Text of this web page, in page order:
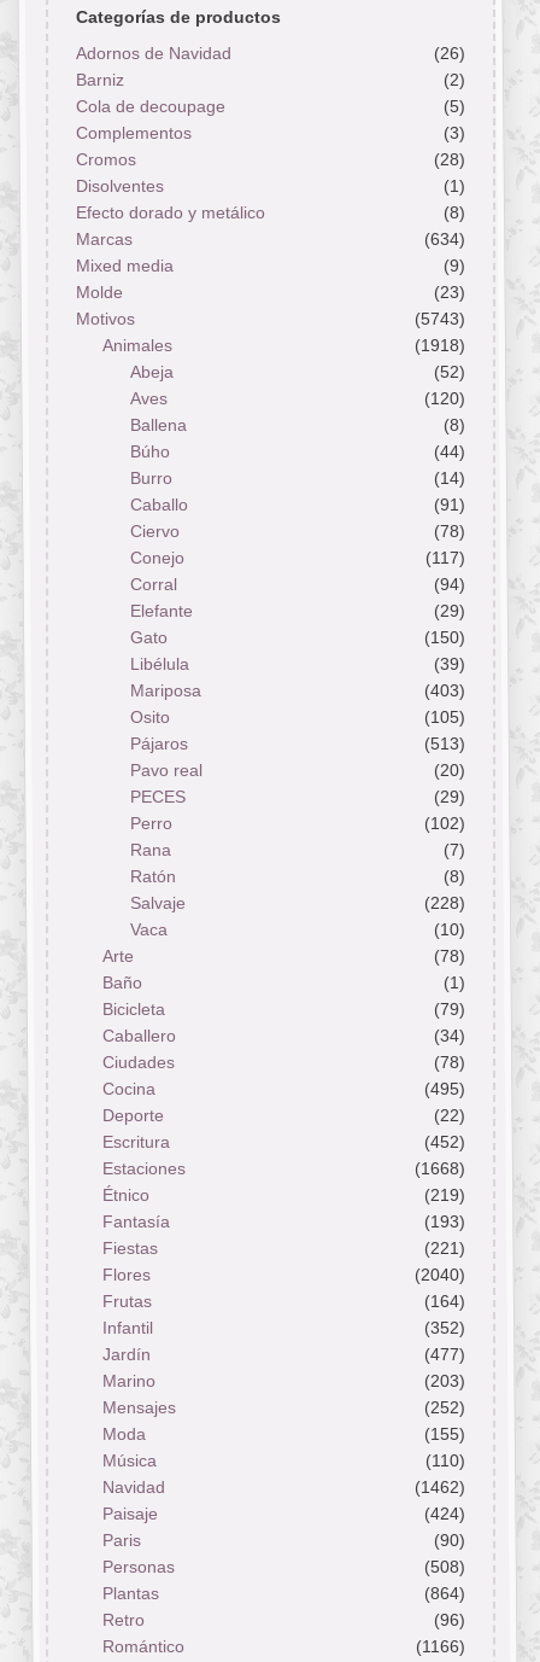
Categorías de productos
Adornos de Navidad
(26)
Barniz
(2)
Cola de decoupage
(5)
Complementos
(3)
Cromos
(28)
Disolventes
(1)
Efecto dorado y metálico
(8)
Marcas
(634)
Mixed media
(9)
Molde
(23)
Motivos
(5743)
Animales
(1918)
Abeja
(52)
Aves
(120)
Ballena
(8)
Búho
(44)
Burro
(14)
Caballo
(91)
Ciervo
(78)
Conejo
(117)
Corral
(94)
Elefante
(29)
Gato
(150)
Libélula
(39)
Mariposa
(403)
Osito
(105)
Pájaros
(513)
Pavo real
(20)
PECES
(29)
Perro
(102)
Rana
(7)
Ratón
(8)
Salvaje
(228)
Vaca
(10)
Arte
(78)
Baño
(1)
Bicicleta
(79)
Caballero
(34)
Ciudades
(78)
Cocina
(495)
Deporte
(22)
Escritura
(452)
Estaciones
(1668)
Étnico
(219)
Fantasía
(193)
Fiestas
(221)
Flores
(2040)
Frutas
(164)
Infantil
(352)
Jardín
(477)
Marino
(203)
Mensajes
(252)
Moda
(155)
Música
(110)
Navidad
(1462)
Paisaje
(424)
Paris
(90)
Personas
(508)
Plantas
(864)
Retro
(96)
Romántico
(1166)